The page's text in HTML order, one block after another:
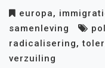
europa,
samenleving
radicalisering,
verzuiling